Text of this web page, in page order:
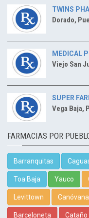
TWINS
Dorado,
MEDICAL
Viejo San
SUPER
Vega Baja,
FARMACIAS POR
Barranquitas
Toa Baja Yauco
Levittown
Barceloneta Cataño